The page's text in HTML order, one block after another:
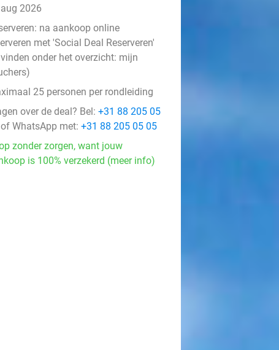
2026
na aankoop online
met 'Social Deal Reserveren'
onder het overzicht: mijn
)
25 personen per rondleiding
over de deal? Bel: +31 88 205 05
of WhatsApp met: +31 88 205 05 05
zonder zorgen, want jouw
is 100% verzekerd (meer info)